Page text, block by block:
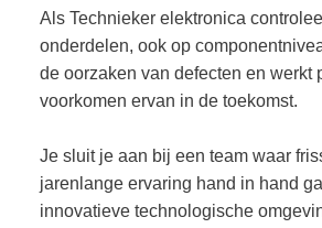
Als Technieker elektronica
onderdelen, ook op
de oorzaken van defecten en werkt
voorkomen ervan in de toekomst.
Je sluit je aan bij een team waar
jarenlange ervaring hand in hand
innovatieve technologische